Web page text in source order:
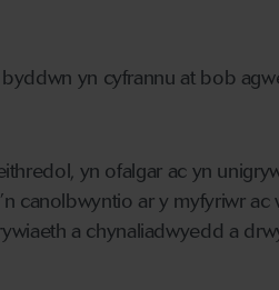
yn cyfrannu at bob
yn ofalgar ac yn
canolbwyntio ar y myfyriwr ac
a chynaliadwyedd a